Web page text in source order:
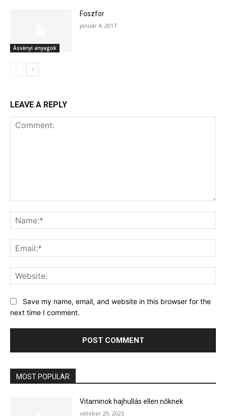
Ásványi anyagok
Foszfor
január 4, 2017
LEAVE A REPLY
Save my name, email, and website in this browser for the
next time I comment.
MOST POPULAR
Vitaminok hajhullás ellen nőknek
október 29, 2025